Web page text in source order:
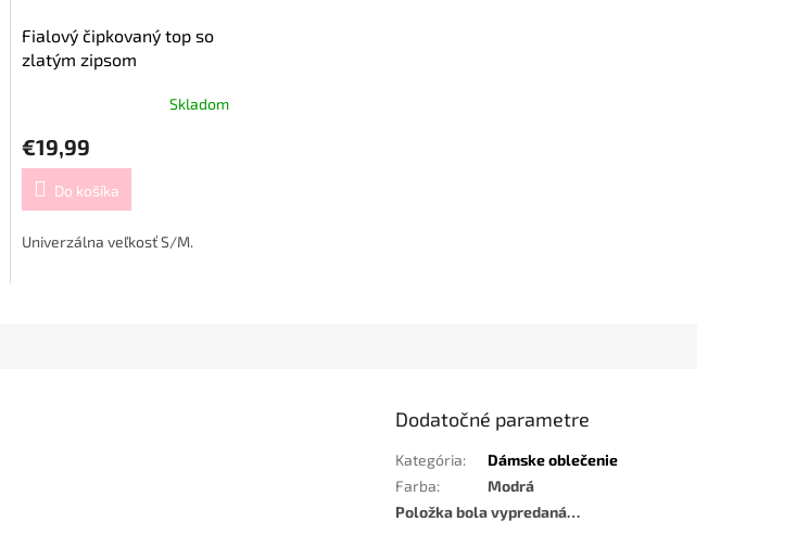
Fialový čipkovaný top so
zlatým zipsom
Skladom
€19,99
Do košíka
Univerzálna veľkosť S/M.
Dodatočné parametre
Kategória:
Dámske oblečenie
Farba:
Modrá
Položka bola vypredaná…